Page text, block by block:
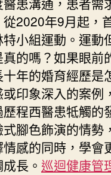
2020年9月起，
小組運動。運動
的嗎？如果眼前
年的婚育經歷是
印象深入的案例
程西醫患牴觸的
腳色飾演的情勢
感的同時，學會
長。 巡迴健康管